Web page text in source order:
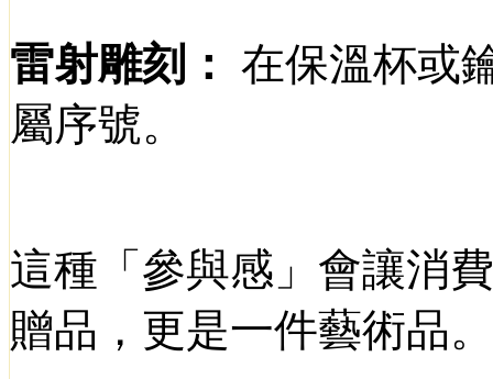
雷射雕刻： 在保溫杯或
屬序號。
這種「參與感」會讓消
贈品，更是一件藝術品。